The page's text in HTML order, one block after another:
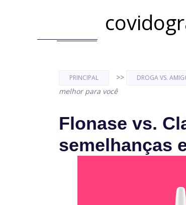
PRINCIPAL >> DROGA VS.
melhor para você
Flonase vs.
semelhanças